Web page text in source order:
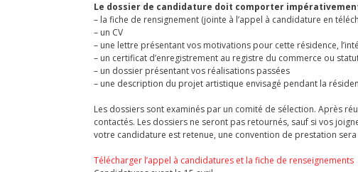
Le dossier de candidature doit comporter
– la fiche de rensignement (jointe à l’appel à candidature en
– un CV
– une lettre présentant vos motivations pour cette résidence,
– un certificat d’enregistrement au registre du commerce ou
– un dossier présentant vos réalisations passées
– une description du projet artistique envisagé pendant la
Les dossiers sont examinés par un comité de sélection. Après
contactés. Les dossiers ne seront pas retournés, sauf si vos
votre candidature est retenue, une convention de prestation sera
Télécharger l’appel à candidatures et la fiche de renseignements